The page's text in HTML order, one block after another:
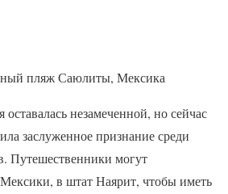
пляж Саюлиты, Мексика
незамеченной, но сейчас
заслуженное признание среди
Путешественники могут
Мексики, в штат Наярит, чтобы иметь